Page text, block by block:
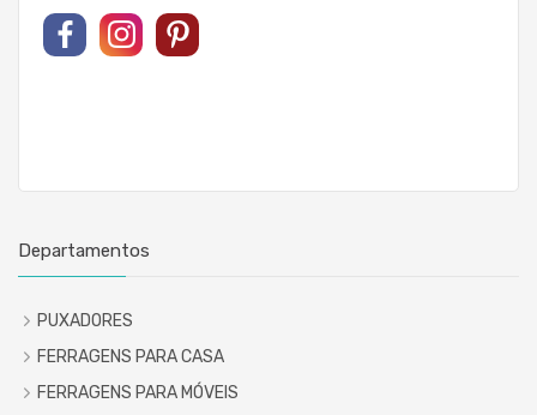
Departamentos
PUXADORES
FERRAGENS PARA CASA
FERRAGENS PARA MÓVEIS